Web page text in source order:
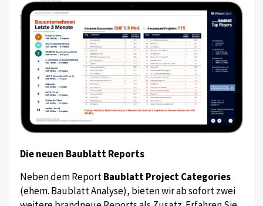
Die neuen Baublatt Reports
Neben dem ReportBaublatt Project Categories
(ehem. Baublatt Analyse), bieten wir ab sofort zwei